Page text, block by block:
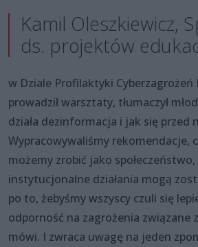
Kamil Oleszkiewicz,
ds. projektów
w Dziale Profilaktyki Cyberzagrożeń
prowadził warsztaty, tłumaczył
działa dezinformacja i jak się przed
Wypracowywaliśmy rekomendacje,
możemy zrobić jako
instytucjonalne działania mogą
po to, żebyśmy wszyscy czuli się
odporność na zagrożenia związane
mówi. I zwraca uwagę na jeden